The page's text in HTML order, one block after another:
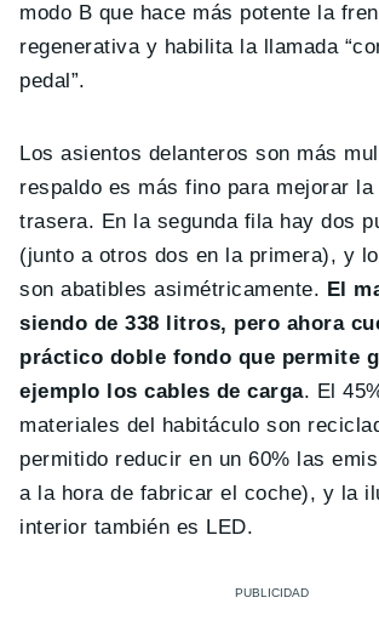
modo B que hace más potente la
regenerativa y habilita la llamada
pedal”.
Los asientos delanteros son más
respaldo es más fino para mejorar la
trasera. En la segunda fila hay dos
(junto a otros dos en la primera), y
son abatibles asimétricamente. El
siendo de 338 litros, pero ahora
práctico doble fondo que permite
ejemplo los cables de carga. El
materiales del habitáculo son
permitido reducir en un 60% las
a la hora de fabricar el coche), y la
interior también es LED.